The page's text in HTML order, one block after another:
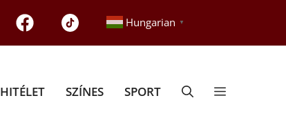
Hungarian ▼
HITÉLET SZÍNES SPORT